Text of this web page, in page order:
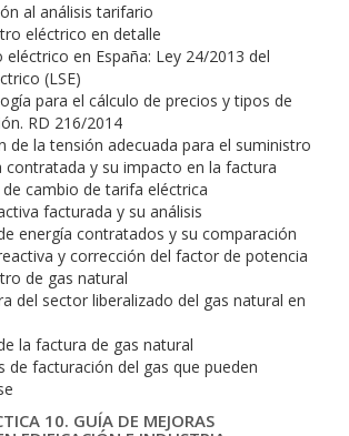
al análisis tarifario
eléctrico en detalle
eléctrico en España: Ley 24/2013 del
(LSE)
para el cálculo de precios y tipos de
RD 216/2014
de la tensión adecuada para el suministro
contratada y su impacto en la factura
cambio de tarifa eléctrica
facturada y su análisis
energía contratados y su comparación
y corrección del factor de potencia
de gas natural
del sector liberalizado del gas natural en
la factura de gas natural
de facturación del gas que pueden
10. GUÍA DE MEJORAS